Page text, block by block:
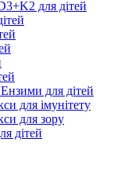
для дітей
для дітей
для імунітету
для зору
дітей